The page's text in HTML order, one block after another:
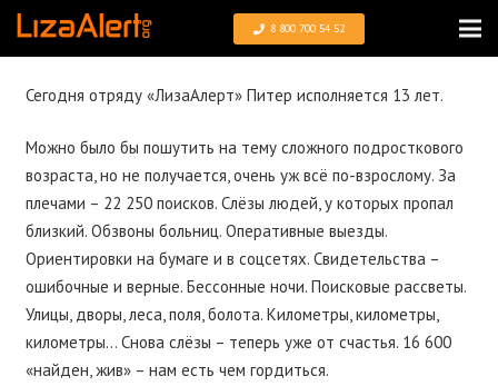
8 800 700 54 52
Сегодня отряду «ЛизаАлерт» Питер исполняется 13 лет.
Можно было бы пошутить на тему сложного подросткового
возраста, но не получается, очень уж всё по-взрослому. За
плечами – 22 250 поисков. Слёзы людей, у которых пропал
близкий. Обзвоны больниц. Оперативные выезды.
Ориентировки на бумаге и в соцсетях. Свидетельства –
ошибочные и верные. Бессонные ночи. Поисковые рассветы.
Улицы, дворы, леса, поля, болота. Километры, километры,
километры… Снова слёзы – теперь уже от счастья. 16 600
«найден, жив» – нам есть чем гордиться.